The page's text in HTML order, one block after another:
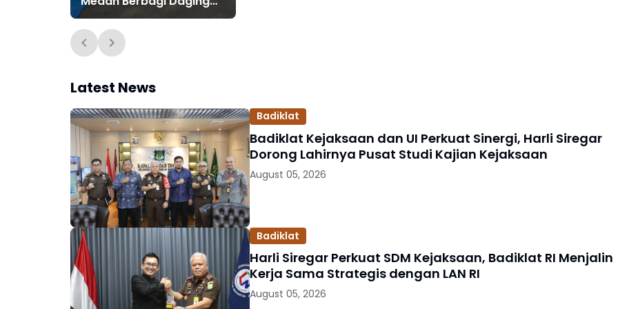
Kurban di Hari Raya Idul
Adha 1447 H
Latest News
Badiklat
Badiklat Kejaksaan dan UI Perkuat Sinergi, Harli Siregar
Dorong Lahirnya Pusat Studi Kajian Kejaksaan
August 05, 2026
Badiklat
Harli Siregar Perkuat SDM Kejaksaan, Badiklat RI Menjalin
Kerja Sama Strategis dengan LAN RI
August 05, 2026